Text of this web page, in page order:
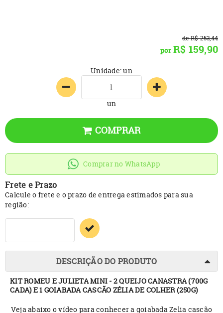
deR$ 253,44
por R$ 159,90
Unidade: un
un
COMPRAR
Comprar no WhatsApp
Frete e Prazo
Calcule o frete e o prazo de entrega estimados para sua
região:
DESCRIÇÃO DO PRODUTO
KIT ROMEU E JULIETA MINI - 2 QUEIJO CANASTRA (700G
CADA) E 1 GOIABADA CASCÃO ZÉLIA DE COLHER (250G)
Veja abaixo o vídeo para conhecer a goiabada Zelia cascão